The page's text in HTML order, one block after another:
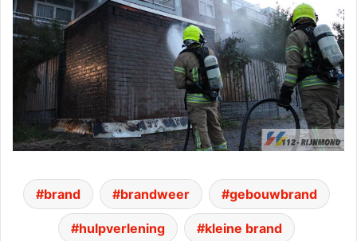
brand brandweer gebouwbrand
hulpverlening kleine brand